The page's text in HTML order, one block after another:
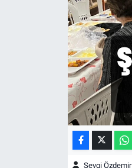
Sevgi Özdemir